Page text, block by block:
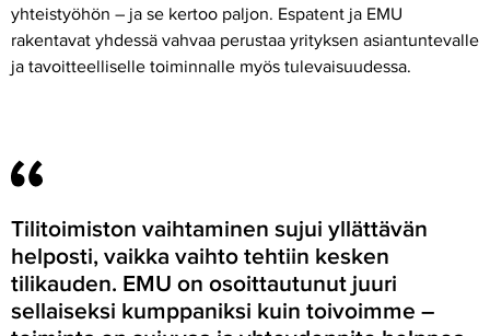
yhteistyöhön – ja se kertoo paljon. Espatent ja EMU
rakentavat yhdessä vahvaa perustaa yrityksen asiantuntevalle
ja tavoitteelliselle toiminnalle myös tulevaisuudessa.
Tilitoimiston vaihtaminen sujui yllättävän
helposti, vaikka vaihto tehtiin kesken
tilikauden. EMU on osoittautunut juuri
sellaiseksi kumppaniksi kuin toivoimme –